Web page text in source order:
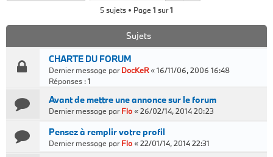
5 sujets • Page1 sur1
Sujets
CHARTE DU FORUM
Dernier message parDocKeR«16/11/06, 2006 16:48
Réponses :1
Avant de mettre une annonce sur le forum
Dernier message parFlo«26/02/14, 2014 20:23
Pensez à remplir votre profil
Dernier message parFlo«22/01/14, 2014 22:31